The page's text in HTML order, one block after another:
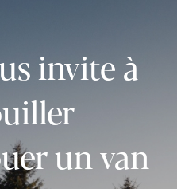
invite à
un van